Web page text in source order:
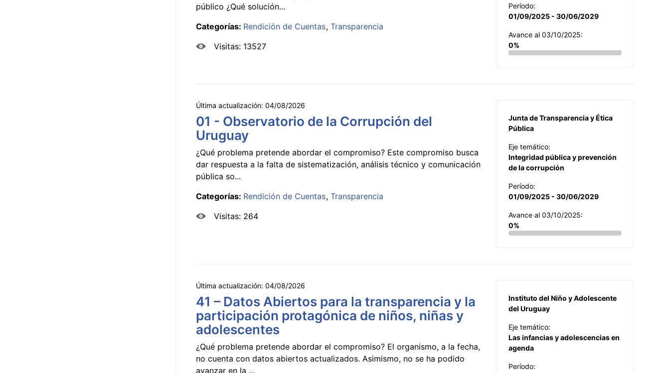
público ¿Qué solución...
Categorías: Rendición de Cuentas Transparencia
Visitas: 13527
Período:
01/09/2025 - 30/06/2029
Avance al 03/10/2025:
0%
Última actualización: 04/08/2026
01 - Observatorio de la Corrupción del
Uruguay
¿Qué problema pretende abordar el compromiso? Este compromiso busca
dar respuesta a la falta de sistematización, análisis técnico y comunicación
pública so...
Categorías: Rendición de Cuentas Transparencia
Visitas: 264
Junta de Transparencia y Ética
Pública
Eje temático:
Integridad pública y prevención
de la corrupción
Período:
01/09/2025 - 30/06/2029
Avance al 03/10/2025:
0%
Última actualización: 04/08/2026
41 – Datos Abiertos para la transparencia y la
participación protagónica de niños, niñas y
adolescentes
¿Qué problema pretende abordar el compromiso? El organismo, a la fecha,
no cuenta con datos abiertos actualizados. Asimismo, no se ha podido
avanzar en la ...
Instituto del Niño y Adolescente
del Uruguay
Eje temático:
Las infancias y adolescencias en
agenda
Período: